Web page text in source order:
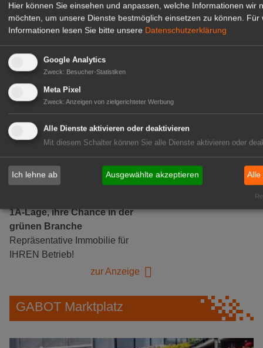
Mitarbeiter (m/w/d) für unsere
Logistikhalle
Herongen
zur Stellenanzeige
GABOT Immobilienangebote
1A-Lage, ihre Chance in der
grünen Branche
Repräsentative Immobilie für
IHREN Betrieb!
zur Anzeige
GABOT Marktplatz
Hier können Sie einsehen und anpassen, welche Informationen wir
möchten, um unsere Dienste bestmöglich einsetzen zu können. Für
Informationen lesen Sie bitte unsere Datenschutzerklärung
Google Analytics
Zweck: Besucher-Statistiken
Meta Pixel
Zweck: Anzeigen von zielgerichteter Werbung
Alle Dienste aktivieren oder deaktivieren
Mit diesem Schalter können Sie alle Dienste aktivieren oder
Ich lehne ab Ausgewählte akzeptieren Alle